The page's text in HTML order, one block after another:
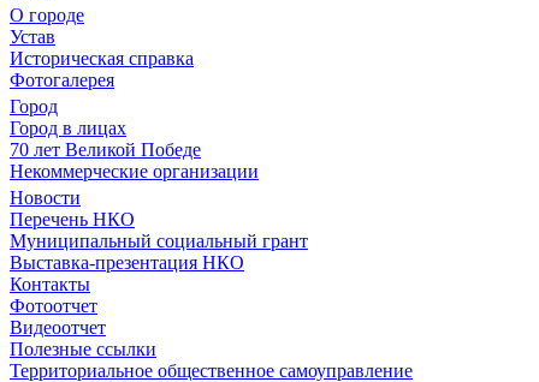
О городе
Устав
Историческая справка
Фотогалерея
Город
Город в лицах
70 лет Великой Победе
Некоммерческие организации
Новости
Перечень НКО
Муниципальный социальный грант
Выставка-презентация НКО
Контакты
Фотоотчет
Видеоотчет
Полезные ссылки
Территориальное общественное самоуправление